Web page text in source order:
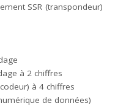
SSR (transpondeur)
à 2 chiffres
à 4 chiffres
de données)